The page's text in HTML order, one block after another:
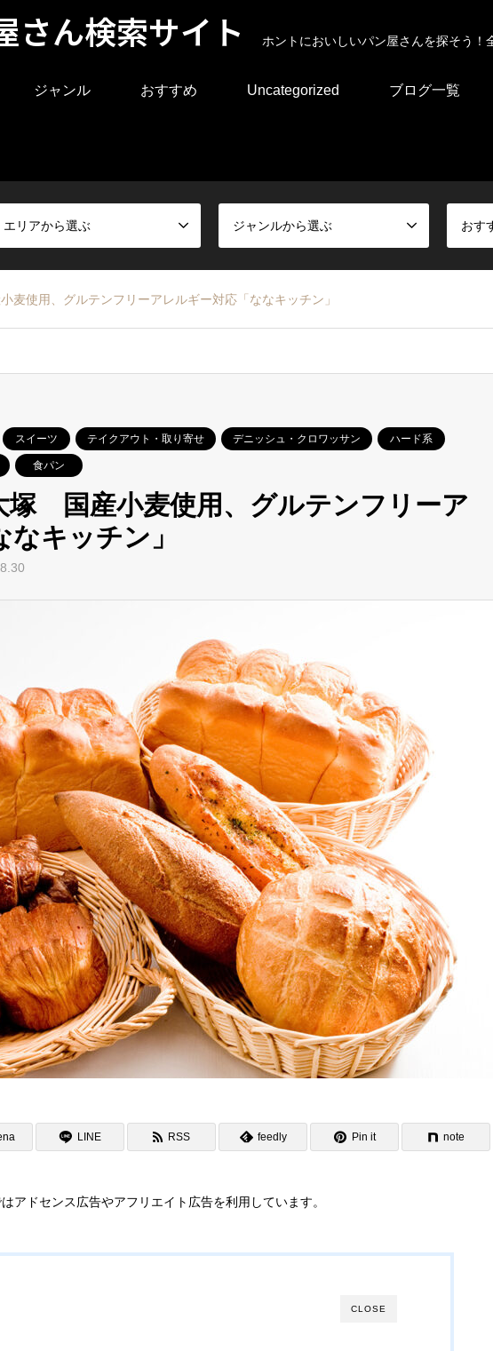
さん検索サイト ホントにおいしいパン屋さんを探そう
ジャンル おすすめ Uncategorized ブログ一覧
エリアから選ぶ ジャンルから選ぶ おす
使用、グルテンフリーアレルギー対応「ななキッチン」
スイーツ テイクアウト・取り寄せ デニッシュ・クロワッサン ハード系
食パン
国産小麦使用、グルテンフリーア
キッチン」
LINE RSS feedly Pin it note
アドセンス広告やアフリエイト広告を利用しています。
CLOSE